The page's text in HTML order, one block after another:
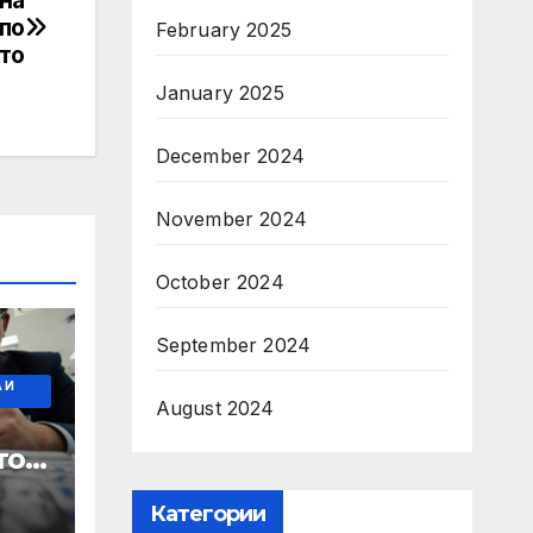
И
в
February 2025
January 2025
December 2024
November 2024
October 2024
September 2024
August 2024
Категории